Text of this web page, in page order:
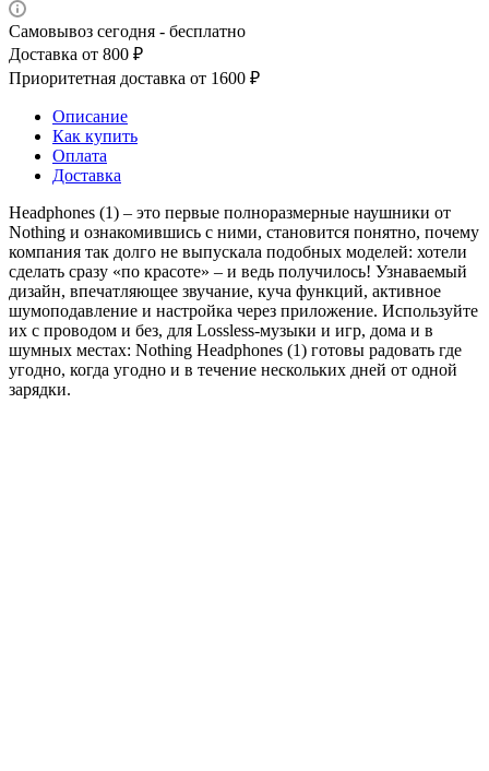
Самовывоз сегодня - бесплатно
Доставка от 800 ₽
Приоритетная доставка от 1600 ₽
Описание
Как купить
Оплата
Доставка
Headphones (1) – это первые полноразмерные наушники от
Nothing и ознакомившись с ними, становится понятно, почему
компания так долго не выпускала подобных моделей: хотели
сделать сразу «по красоте» – и ведь получилось! Узнаваемый
дизайн, впечатляющее звучание, куча функций, активное
шумоподавление и настройка через приложение. Используйте
их с проводом и без, для Lossless-музыки и игр, дома и в
шумных местах: Nothing Headphones (1) готовы радовать где
угодно, когда угодно и в течение нескольких дней от одной
зарядки.